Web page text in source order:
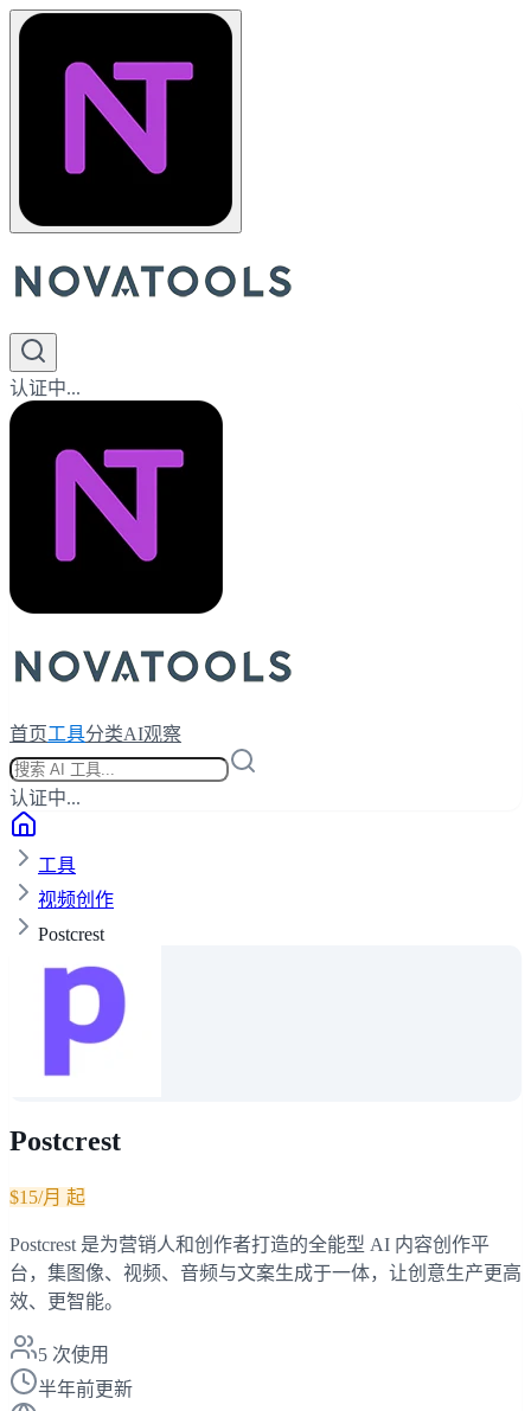
认证中...
首页工具分类AI观察
认证中...
工具
视频创作
Postcrest
Postcrest
$15/月 起
Postcrest 是为营销人和创作者打造的全能型 AI 内容创作平
台，集图像、视频、音频与文案生成于一体，让创意生产更高
效、更智能。
5 次使用
半年前更新